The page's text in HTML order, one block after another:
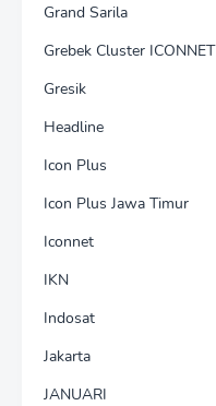
Grand Sarila
Grebek Cluster ICONNET
Gresik
Headline
Icon Plus
Icon Plus Jawa Timur
Iconnet
IKN
Indosat
Jakarta
JANUARI